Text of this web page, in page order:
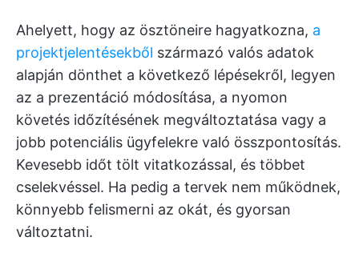
Ahelyett, hogy az ösztöneire hagyatkozna, a
projektjelentésekből származó valós adatok
alapján dönthet a következő lépésekről, legyen
az a prezentáció módosítása, a nyomon
követés időzítésének megváltoztatása vagy a
jobb potenciális ügyfelekre való összpontosítás.
Kevesebb időt tölt vitatkozással, és többet
cselekvéssel. Ha pedig a tervek nem működnek,
könnyebb felismerni az okát, és gyorsan
változtatni.